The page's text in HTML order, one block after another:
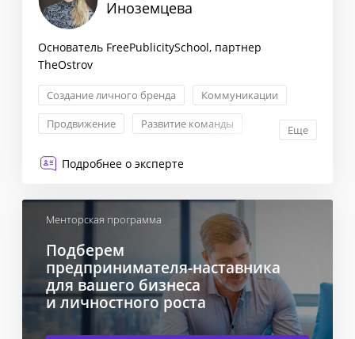
Иноземцева
Основатель FreePublicitySchool, партнер
TheOstrov
Создание личного бренда
Коммуникации
Продвижение
Развитие команды Еще
Подробнее о эксперте
Менторская программа
Подберем
предпринимателя-наставника
для вашего бизнеса
и личностного роста